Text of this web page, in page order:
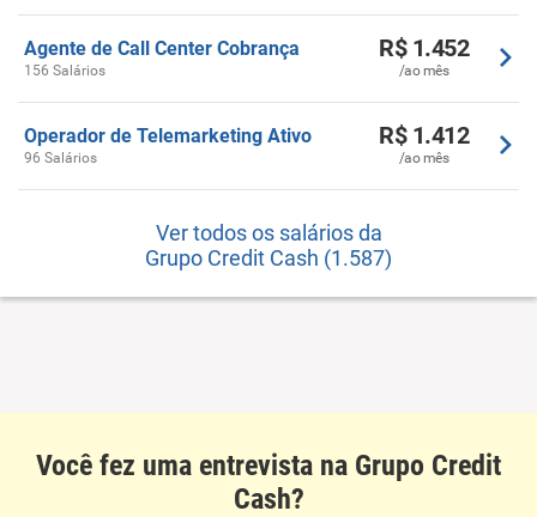
Agente de Call Center Cobrança
156 Salários
R$ 1.452
/ao mês
Operador de Telemarketing Ativo
96 Salários
R$ 1.412
/ao mês
Ver todos os salários da
Grupo Credit Cash (1.587)
Você fez uma entrevista na Grupo Credit
Cash?